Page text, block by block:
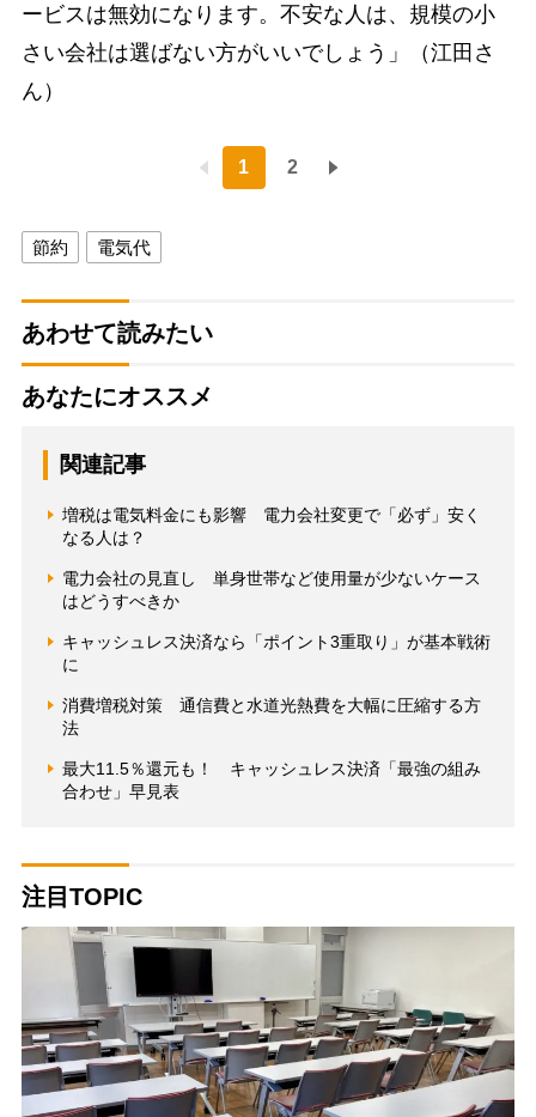
ービスは無効になります。不安な人は、規模の小
さい会社は選ばない方がいいでしょう」（江田さ
ん）
1 2
節約 電気代
あわせて読みたい
あなたにオススメ
関連記事
増税は電気料金にも影響 電力会社変更で「必ず」安く
なる人は？
電力会社の見直し 単身世帯など使用量が少ないケース
はどうすべきか
キャッシュレス決済なら「ポイント3重取り」が基本戦術
に
消費増税対策 通信費と水道光熱費を大幅に圧縮する方
法
最大11.5％還元も！ キャッシュレス決済「最強の組み
合わせ」早見表
注目TOPIC